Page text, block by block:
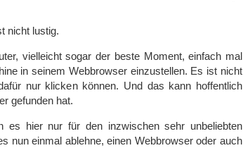
nicht lustig.
vielleicht sogar der beste Moment, einfach mal
in seinem Webbrowser einzustellen. Es ist nicht
nur klicken können. Und das kann hoffentlich
gefunden hat.
es hier nur für den inzwischen sehr unbeliebten
nun einmal ablehne, einen Webbrowser oder auch